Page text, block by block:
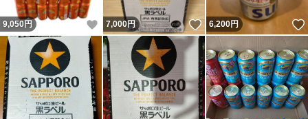
9,050 円 いいね！
7,000円 いいね！
6,200円